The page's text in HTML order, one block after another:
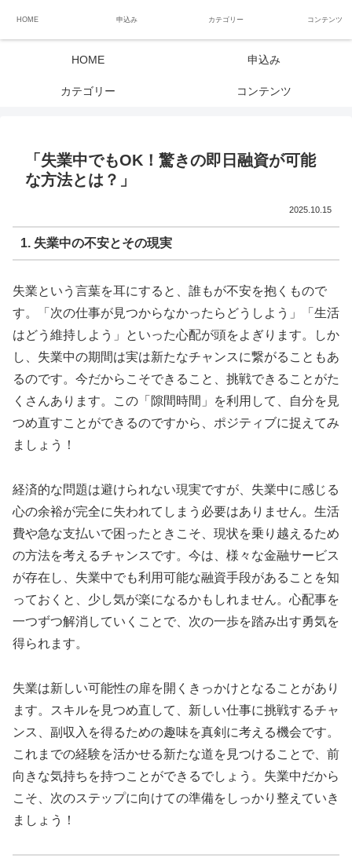
ブラックリスト長期延滞中でもOK 独自審査フリーローン 在籍確認なしの街
HOME 申込み
カテゴリー コンテンツ
「失業中でもOK！驚きの即日融資が可能
な方法とは？」
2025.10.15
1. 失業中の不安とその現実
失業という言葉を耳にすると、誰もが不安を抱くもので
す。「次の仕事が見つからなかったらどうしよう」「生活
はどう維持しよう」といった心配が頭をよぎります。しか
し、失業中の期間は実は新たなチャンスに繋がることもあ
るのです。今だからこそできること、挑戦できることがた
くさんあります。この「隙間時間」を利用して、自分を見
つめ直すことができるのですから、ポジティブに捉えてみ
ましょう！
経済的な問題は避けられない現実ですが、失業中に感じる
心の余裕が完全に失われてしまう必要はありません。生活
費や急な支払いで困ったときこそ、現状を乗り越えるため
の方法を考えるチャンスです。今は、様々な金融サービス
が存在し、失業中でも利用可能な融資手段があることを知
っておくと、少し気が楽になるかもしれません。心配事を
一つずつ解消していくことで、次の一歩を踏み出す勇気を
得られます。
失業は新しい可能性の扉を開くきっかけとなることがあり
ます。スキルを見つめ直して、新しい仕事に挑戦するチャ
ンス、副収入を得るための趣味を真剣に考える機会です。
これまでの経験を活かせる新たな道を見つけることで、前
向きな気持ちを持つことができるでしょう。失業中だから
こそ、次のステップに向けての準備をしっかり整えていき
ましょう！
HOME 申込み カテゴリー コンテンツ